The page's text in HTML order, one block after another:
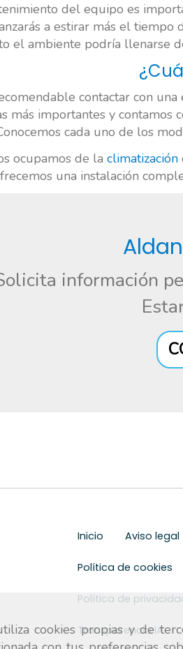
cookies propias y de
del equipo es
a estirar más el
el ambiente podría llenarse
contactar con una
más importantes y
cada uno de los
ocupamos de la climatización
una instalación
información
Inicio Aviso legal
Política de cookies
Política de
Transparencia IA